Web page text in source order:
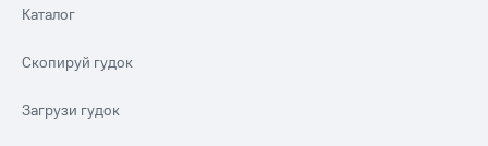
Каталог
Скопируй гудок
Загрузи гудок